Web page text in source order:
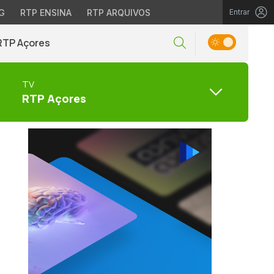
RTP ENSINA RTP ARQUIVOS Entrar
Açores
TV
RTP Açores